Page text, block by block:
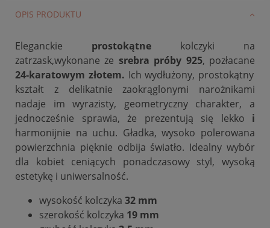
OPIS PRODUKTU
Eleganckie prostokątne kolczyki na
zatrzask,wykonane ze srebra próby 925, pozłacane
24-karatowym złotem. Ich wydłużony, prostokątny
kształt z delikatnie zaokrąglonymi narożnikami
nadaje im wyrazisty, geometryczny charakter, a
jednocześnie
sprawia, że prezentują się lekko i
harmonijnie na uchu. Gładka, wysoko polerowana
powierzchnia pięknie odbija światło. Idealny wybór
dla kobiet ceniących ponadczasowy styl, wysoką
estetykę i uniwersalność.
wysokość kolczyka 32 mm
szerokość kolczyka 19 mm